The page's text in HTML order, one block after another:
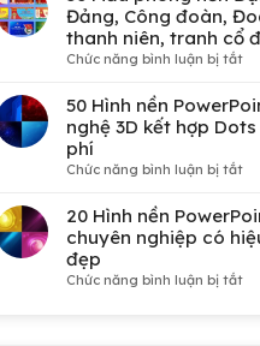
Đảng, Công đoàn,
thanh niên, tranh cổ
Chức năng bình luận bị tắtở
50 Hình nền
nghệ 3D kết hợp
phí
Chức năng bình luận bị tắtở
nền
20 Hình nền
chuyên nghiệp có
đẹp
Chức năng bình luận bị tắtở